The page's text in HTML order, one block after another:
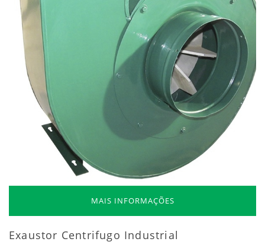
MAIS INFORMAÇÕES
Exaustor Centrifugo Industrial